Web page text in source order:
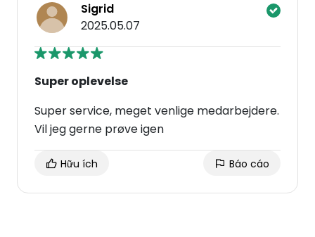
Sigrid
2025.05.07
Super oplevelse
Super service, meget venlige medarbejdere.
Vil jeg gerne prøve igen
Hữu ích Báo cáo